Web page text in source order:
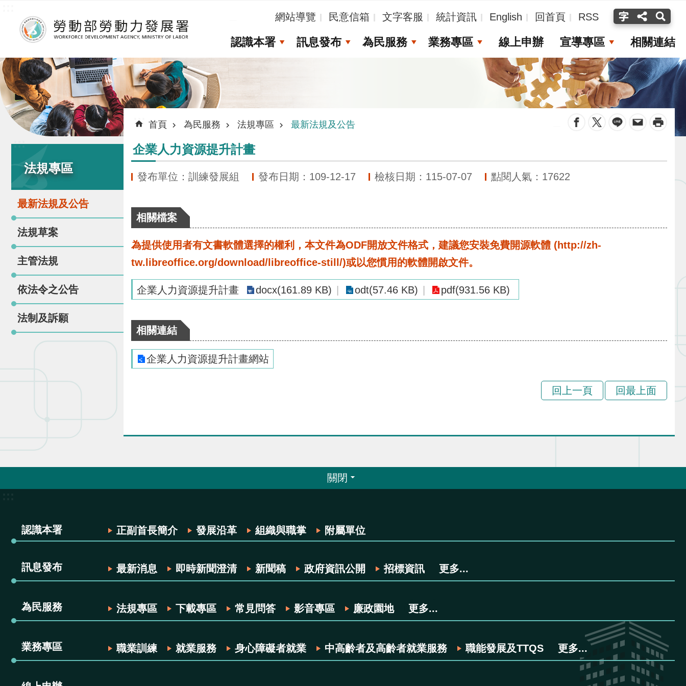
網站導覽 民意信箱 文字客服 統計資訊 English 回首頁 RSS
認識本署 訊息發布 為民服務 業務專區 線上申辦 宣導專區 相關連結
:::
法規專區
最新法規及公告
法規草案
主管法規
依法令之公告
法制及訴願
::: 首頁 為民服務 法規專區 最新法規及公告
企業人力資源提升計畫
發布單位：訓練發展組 發布日期：109-12-17 檢核日期：115-07-07 點閱人氣：17622
相關檔案
為提供使用者有文書軟體選擇的權利，本文件為ODF開放文件格式，建議您安裝免費開源軟體 (http://zh-
tw.libreoffice.org/download/libreoffice-still/)或以您慣用的軟體開啟文件。
企業人力資源提升計畫 docx(161.89 KB) odt(57.46 KB) pdf(931.56 KB)
相關連結
企業人力資源提升計畫網站
回上一頁 回最上面
關閉
認識本署 正副首長簡介 發展沿革 組織與職掌 附屬單位
訊息發布 最新消息 即時新聞澄清 新聞稿 政府資訊公開 招標資訊 更多...
為民服務 法規專區 下載專區 常見問答 影音專區 廉政園地 更多...
業務專區 職業訓練 就業服務 身心障礙者就業 中高齡者及高齡者就業服務 職能發展及TTQS 更多...